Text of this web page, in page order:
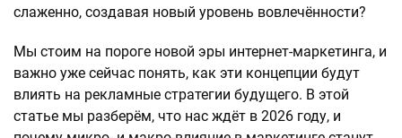
слаженно, создавая новый уровень вовлечённости?
Мы стоим на пороге новой эры интернет-маркетинга, и
важно уже сейчас понять, как эти концепции будут
влиять на рекламные стратегии будущего. В этой
статье мы разберём, что нас ждёт в 2026 году, и